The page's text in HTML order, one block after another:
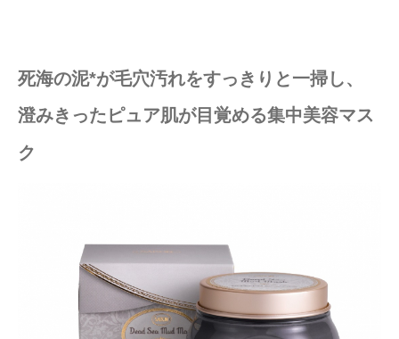
死海の泥*が毛穴汚れをすっきりと一掃し、
澄みきったピュア肌が目覚める集中美容マス
ク